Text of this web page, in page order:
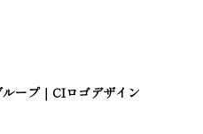
ープ｜CIロゴデザイン